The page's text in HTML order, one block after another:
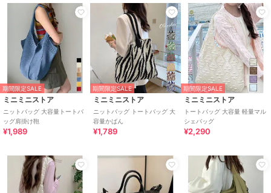
期間限定SALE
ミニミニストア
ニットバッグ 大容量トートバ
ッグ肩掛け鞄
¥1,989
期間限定SALE
ミニミニストア
ニットバッグ トートバッグ 大
容量かばん
¥1,789
期間限定SALE
ミニミニストア
トートバッグ 大容量 軽量マル
シェバッグ
¥2,290